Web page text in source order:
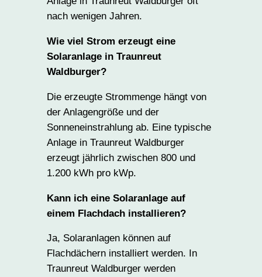
nach wenigen Jahren.
Wie viel Strom erzeugt eine
Solaranlage in Traunreut
Waldburger?
Die erzeugte Strommenge hängt von
der Anlagengröße und der
Sonneneinstrahlung ab. Eine typische
Anlage in Traunreut Waldburger
erzeugt jährlich zwischen 800 und
1.200 kWh pro kWp.
Kann ich eine Solaranlage auf
einem Flachdach installieren?
Ja, Solaranlagen können auf
Flachdächern installiert werden. In
Traunreut Waldburger werden